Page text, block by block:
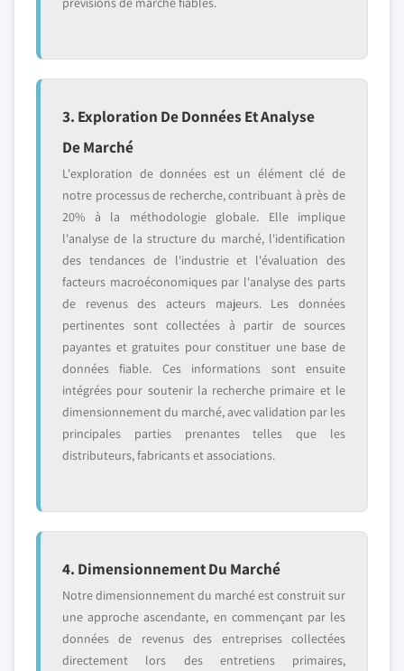
3. Exploration De Données Et Analyse
De Marché
L'exploration de données est un élément clé de
notre processus de recherche, contribuant à près de
20% à la méthodologie globale. Elle implique
l'analyse de la structure du marché, l'identification
des tendances de l'industrie et l'évaluation des
facteurs macroéconomiques par l'analyse des parts
de revenus des acteurs majeurs. Les données
pertinentes sont collectées à partir de sources
payantes et gratuites pour constituer une base de
données fiable. Ces informations sont ensuite
intégrées pour soutenir la recherche primaire et le
dimensionnement du marché, avec validation par les
principales parties prenantes telles que les
distributeurs, fabricants et associations.
4. Dimensionnement Du Marché
Notre dimensionnement du marché est construit sur
une approche ascendante, en commençant par les
données de revenus des entreprises collectées
directement lors des entretiens primaires,